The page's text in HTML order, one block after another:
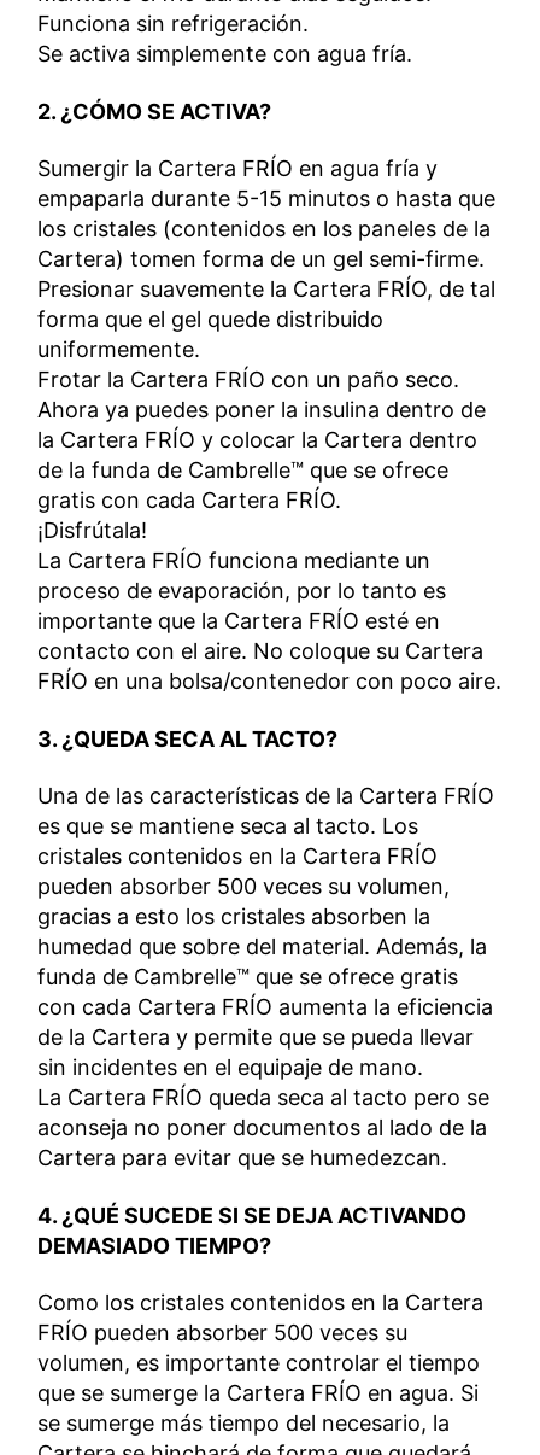
Funciona sin refrigeración.
Se activa simplemente con agua fría.
2. ¿CÓMO SE ACTIVA?
Sumergir la Cartera FRÍO en agua fría y
empaparla durante 5-15 minutos o hasta que
los cristales (contenidos en los paneles de la
Cartera) tomen forma de un gel semi-firme.
Presionar suavemente la Cartera FRÍO, de tal
forma que el gel quede distribuido
uniformemente.
Frotar la Cartera FRÍO con un paño seco.
Ahora ya puedes poner la insulina dentro de
la Cartera FRÍO y colocar la Cartera dentro
de la funda de Cambrelle™ que se ofrece
gratis con cada Cartera FRÍO.
¡Disfrútala!
La Cartera FRÍO funciona mediante un
proceso de evaporación, por lo tanto es
importante que la Cartera FRÍO esté en
contacto con el aire. No coloque su Cartera
FRÍO en una bolsa/contenedor con poco aire.
3. ¿QUEDA SECA AL TACTO?
Una de las características de la Cartera FRÍO
es que se mantiene seca al tacto. Los
cristales contenidos en la Cartera FRÍO
pueden absorber 500 veces su volumen,
gracias a esto los cristales absorben la
humedad que sobre del material. Además, la
funda de Cambrelle™ que se ofrece gratis
con cada Cartera FRÍO aumenta la eficiencia
de la Cartera y permite que se pueda llevar
sin incidentes en el equipaje de mano.
La Cartera FRÍO queda seca al tacto pero se
aconseja no poner documentos al lado de la
Cartera para evitar que se humedezcan.
4. ¿QUÉ SUCEDE SI SE DEJA ACTIVANDO
DEMASIADO TIEMPO?
Como los cristales contenidos en la Cartera
FRÍO pueden absorber 500 veces su
volumen, es importante controlar el tiempo
que se sumerge la Cartera FRÍO en agua. Si
se sumerge más tiempo del necesario, la